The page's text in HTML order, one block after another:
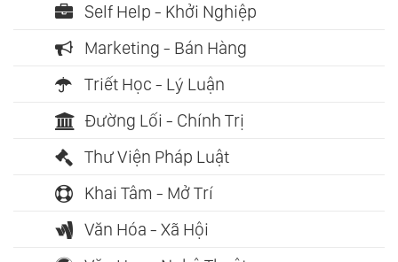
Self Help - Khởi Nghiệp
Marketing - Bán Hàng
Triết Học - Lý Luận
Đường Lối - Chính Trị
Thư Viện Pháp Luật
Khai Tâm - Mở Trí
Văn Hóa - Xã Hội